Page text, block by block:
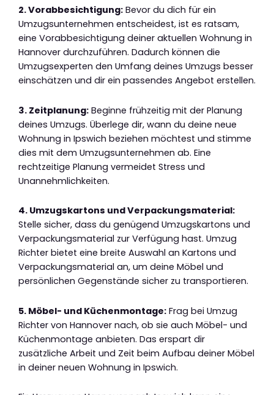
2. Vorabbesichtigung: Bevor du dich für ein
Umzugsunternehmen entscheidest, ist es ratsam,
eine Vorabbesichtigung deiner aktuellen Wohnung in
Hannover durchzuführen. Dadurch können die
Umzugsexperten den Umfang deines Umzugs besser
einschätzen und dir ein passendes Angebot erstellen.
3. Zeitplanung: Beginne frühzeitig mit der Planung
deines Umzugs. Überlege dir, wann du deine neue
Wohnung in Ipswich beziehen möchtest und stimme
dies mit dem Umzugsunternehmen ab. Eine
rechtzeitige Planung vermeidet Stress und
Unannehmlichkeiten.
4. Umzugskartons und Verpackungsmaterial:
Stelle sicher, dass du genügend Umzugskartons und
Verpackungsmaterial zur Verfügung hast. Umzug
Richter bietet eine breite Auswahl an Kartons und
Verpackungsmaterial an, um deine Möbel und
persönlichen Gegenstände sicher zu transportieren.
5. Möbel- und Küchenmontage: Frag bei Umzug
Richter von Hannover nach, ob sie auch Möbel- und
Küchenmontage anbieten. Das erspart dir
zusätzliche Arbeit und Zeit beim Aufbau deiner Möbel
in deiner neuen Wohnung in Ipswich.